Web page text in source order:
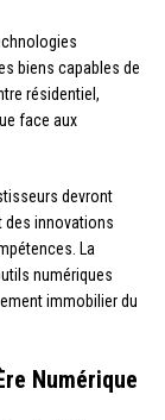
biens capables de
résidentiel,
face aux
devront
des innovations
La
numériques
immobilier du
Numérique